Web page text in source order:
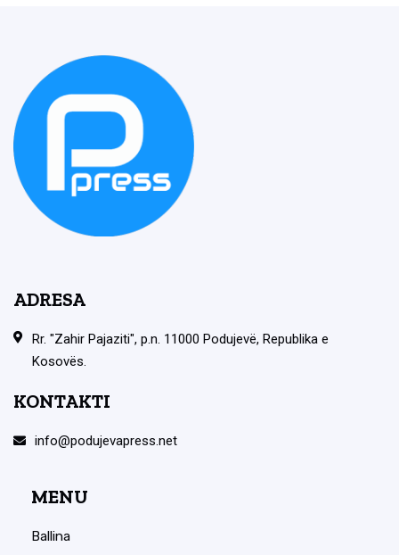
ADRESA
Rr. "Zahir Pajaziti", p.n. 11000 Podujevë, Republika e
Kosovës.
KONTAKTI
info@podujevapress.net
MENU
Ballina